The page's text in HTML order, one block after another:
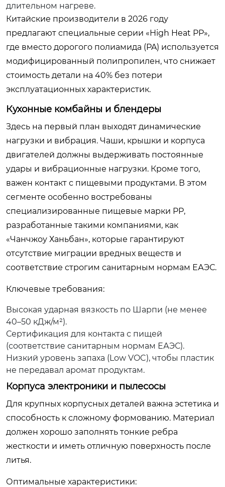
длительном нагреве.
Китайские производители в 2026 году
предлагают специальные серии «High Heat PP»,
где вместо дорогого полиамида (PA) используется
модифицированный полипропилен, что снижает
стоимость детали на 40% без потери
эксплуатационных характеристик.
Кухонные комбайны и блендеры
Здесь на первый план выходят динамические
нагрузки и вибрация. Чаши, крышки и корпуса
двигателей должны выдерживать постоянные
удары и вибрационные нагрузки. Кроме того,
важен контакт с пищевыми продуктами. В этом
сегменте особенно востребованы
специализированные пищевые марки PP,
разработанные такими компаниями, как
«Чанчжоу Ханьбан», которые гарантируют
отсутствие миграции вредных веществ и
соответствие строгим санитарным нормам ЕАЭС.
Ключевые требования:
Высокая ударная вязкость по Шарпи (не менее
40–50 кДж/м²).
Сертификация для контакта с пищей
(соответствие санитарным нормам ЕАЭС).
Низкий уровень запаха (Low VOC), чтобы пластик
не передавал аромат продуктам.
Корпуса электроники и пылесосы
Для крупных корпусных деталей важна эстетика и
способность к сложному формованию. Материал
должен хорошо заполнять тонкие ребра
жесткости и иметь отличную поверхность после
литья.
Оптимальные характеристики: